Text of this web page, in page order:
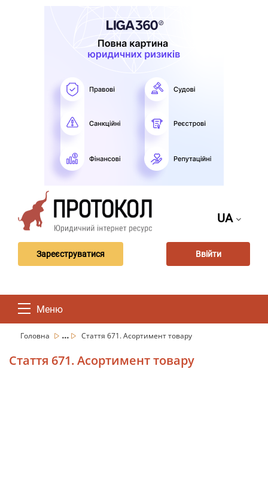
UA
Зареєструватися Ввійти
Меню
Головна ... Стаття 671. Асортимент товару
Стаття 671. Асортимент товару